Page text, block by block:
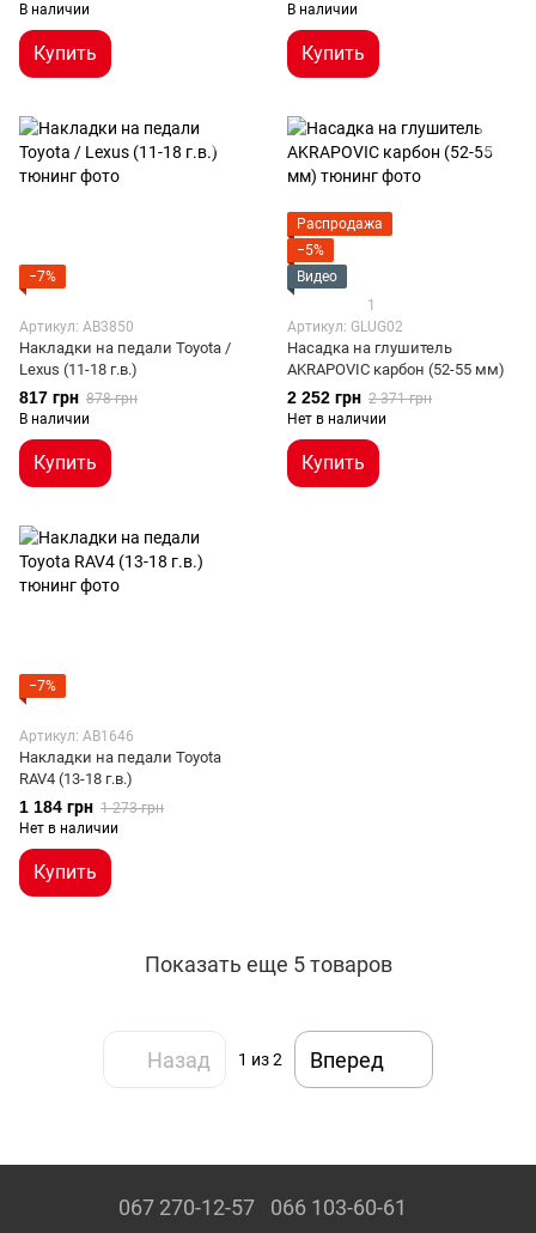
В наличии
Купить
В наличии
Купить
−7%
Артикул: AB3850
Накладки на педали Toyota /
Lexus (11-18 г.в.)
817 грн 878 грн
В наличии
Купить
Распродажа
−5%
Видео
1
Артикул: GLUG02
Насадка на глушитель
AKRAPOVIC карбон (52-55 мм)
2 252 грн 2 371 грн
Нет в наличии
Купить
−7%
Артикул: AB1646
Накладки на педали Toyota
RAV4 (13-18 г.в.)
1 184 грн 1 273 грн
Нет в наличии
Купить
Показать еще 5 товаров
Назад 1 из 2 Вперед
067 270-12-57 066 103-60-61